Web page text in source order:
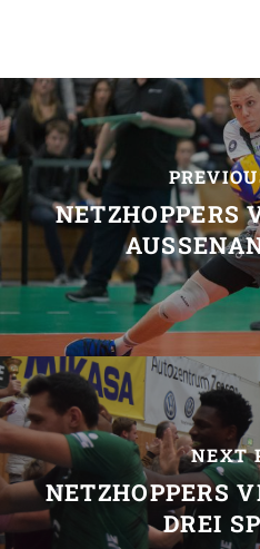
NETZHOPPERS
NEXT
NETZHOPPERS
DREI